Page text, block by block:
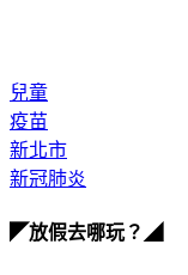
疫苗
新北市
新冠肺炎